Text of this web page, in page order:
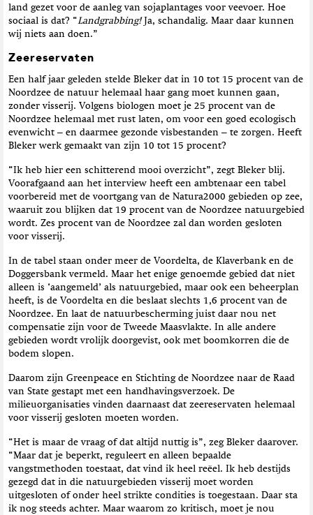
land gezet voor de aanleg van sojaplantages voor veevoer. Hoe
sociaal is dat? “Landgrabbing!Ja, schandalig. Maar daar kunnen
wij niets aan doen.”
Zeereservaten
Een half jaar geleden stelde Bleker dat in 10 tot 15 procent van de
Noordzee de natuur helemaal haar gang moet kunnen gaan,
zonder visserij. Volgens biologen moet je 25 procent van de
Noordzee helemaal met rust laten, om voor een goed ecologisch
evenwicht – en daarmee gezonde visbestanden – te zorgen. Heeft
Bleker werk gemaakt van zijn 10 tot 15 procent?
“Ik heb hier een schitterend mooi overzicht”, zegt Bleker blij.
Voorafgaand aan het interview heeft een ambtenaar een tabel
voorbereid met de voortgang van de Natura2000 gebieden op zee,
waaruit zou blijken dat 19 procent van de Noordzee natuurgebied
wordt. Zes procent van de Noordzee zal dan worden gesloten
voor visserij.
In de tabel staan onder meer de Voordelta, de Klaverbank en de
Doggersbank vermeld. Maar het enige genoemde gebied dat niet
alleen is ‘aangemeld’ als natuurgebied, maar ook een beheerplan
heeft, is de Voordelta en die beslaat slechts 1,6 procent van de
Noordzee. En laat de natuurbescherming juist daar nou net
compensatie zijn voor de Tweede Maasvlakte. In alle andere
gebieden wordt vrolijk doorgevist, ook met boomkorren die de
bodem slopen.
Daarom zijn Greenpeace en Stichting de Noordzee naar de Raad
van State gestapt met een handhavingsverzoek. De
milieuorganisaties vinden daarnaast dat zeereservaten helemaal
voor visserij gesloten moeten worden.
“Het is maar de vraag of dat altijd nuttig is”, zeg Bleker daarover.
“Maar dat je beperkt, reguleert en alleen bepaalde
vangstmethoden toestaat, dat vind ik heel reëel. Ik heb destijds
gezegd dat in die natuurgebieden visserij moet worden
uitgesloten of onder heel strikte condities is toegestaan. Daar sta
ik nog steeds achter. Maar waarom zo kritisch, moet je nou